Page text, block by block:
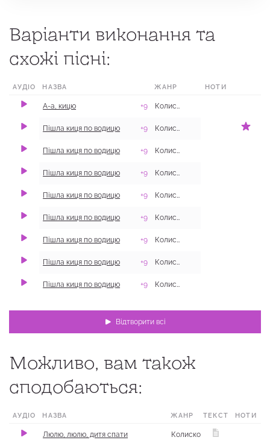
Варіанти виконання та
схожі пісні:
АУДІО НАЗВА ЖАНР МІСЦЕ
НОТИ
А-а, кицю +9 Колискові
Пішла киця по водицю +9 Колискові
Пішла киця по водицю +9 Колискові
Пішла киця по водицю +9 Колискові
Пішла киця по водицю +9 Колискові
Пішла киця по водицю +9 Колискові
Пішла киця по водицю +9 Колискові
Пішла киця по водицю +9 Колискові
Пішла киця по водицю +9 Колискові
Відтворити всі
Можливо, вам також
сподобаються:
АУДІО НАЗВА ЖАНР МІСЦЕ
ТЕКСТ НОТИ
Люлю, люлю, дитя спати Колискові